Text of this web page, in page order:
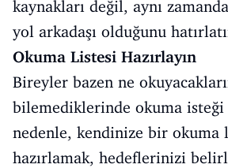
kaynakları değil, aynı
yol arkadaşı olduğunu
Okuma Listesi Hazırlayın
Bireyler bazen ne
bilemediklerinde okuma
nedenle, kendinize bir okuma
hazırlamak, hedeflerinizi